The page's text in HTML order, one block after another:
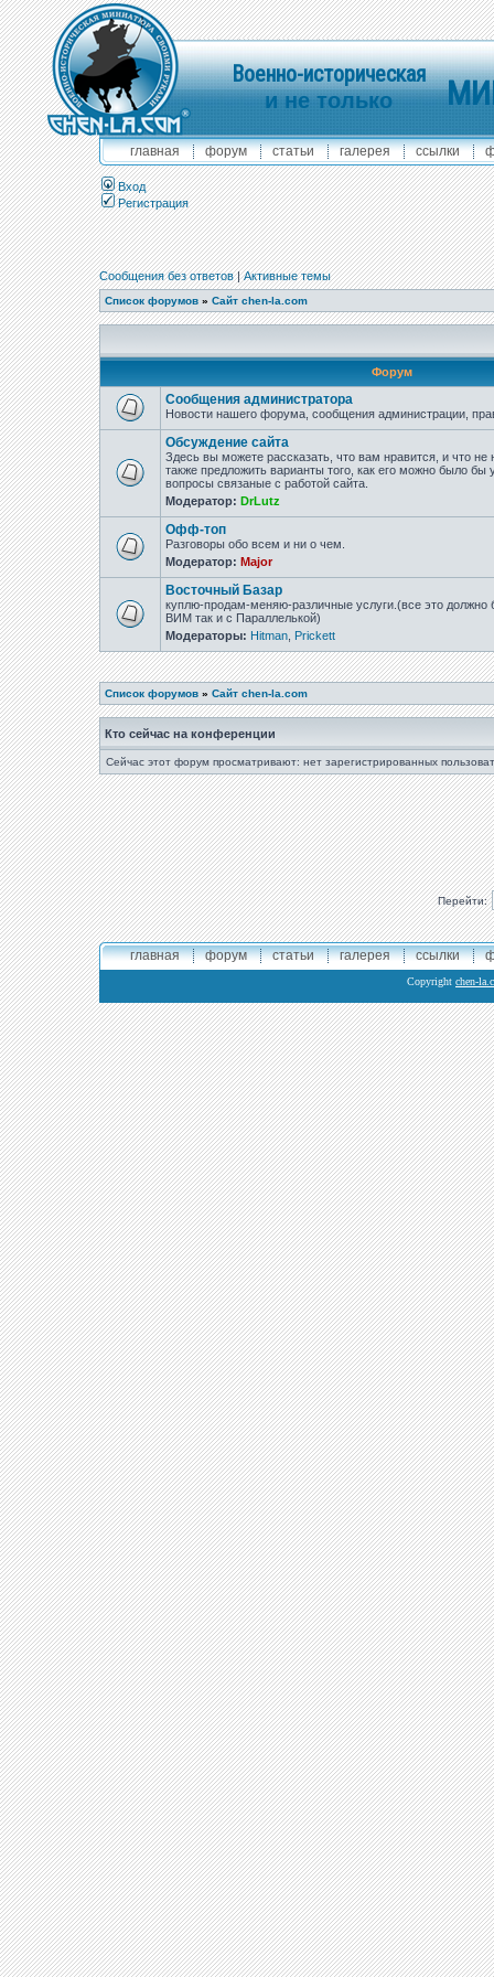
Военно-историческая
и не только
главная форум статьи галерея ссылки
Вход
Регистрация
Сообщения без ответов|Активные темы
Список форумов » Сайт chen-la.com
Форум
Сообщения администратора
Новости нашего форума, сообщения администрации,
Обсуждение сайта
Здесь вы можете рассказать, что вам нравится, и что не
также предложить варианты того, как его можно было бы
вопросы связаные с работой сайта.
Модератор: DrLutz
Офф-топ
Разговоры обо всем и ни о чем.
Модератор: Major
Восточный Базар
куплю-продам-меняю-различные услуги.(все это должно
ВИМ так и с Параллелькой)
Модераторы: Hitman Prickett
Список форумов » Сайт chen-la.com
Кто сейчас на конференции
Сейчас этот форум просматривают: нет зарегистрированных
Перейти:
главная форум статьи галерея ссылки
Copyright chen-